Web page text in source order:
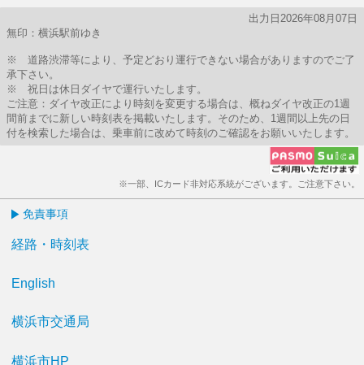
出力日2026年08月07日
無印：横浜駅前ゆき
※ 道路渋滞等により、予定どおり運行できない場合がありますのでご了
承下さい。
※ 祝日は休日ダイヤで運行いたします。
ご注意：ダイヤ改正により時刻を変更する場合は、概ねダイヤ改正の1週
間前までに新しい時刻表を掲載いたします。そのため、1週間以上先の日
付を検索した場合は、乗車前に改めて時刻のご確認をお願いいたします。
※一部、ICカード非対応系統がございます。ご注意下さい。
免責事項
経路・時刻表
English
横浜市交通局
横浜市HP